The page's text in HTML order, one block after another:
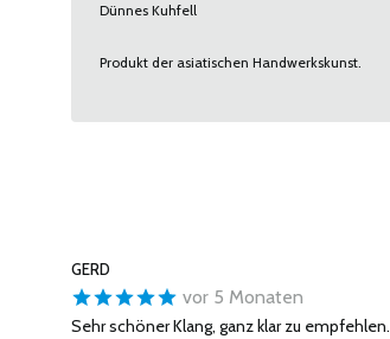
Dünnes Kuhfell
Produkt der asiatischen Handwerkskunst.
GERD
vor 5 Monaten
Sehr schöner Klang, ganz klar zu empfehlen.